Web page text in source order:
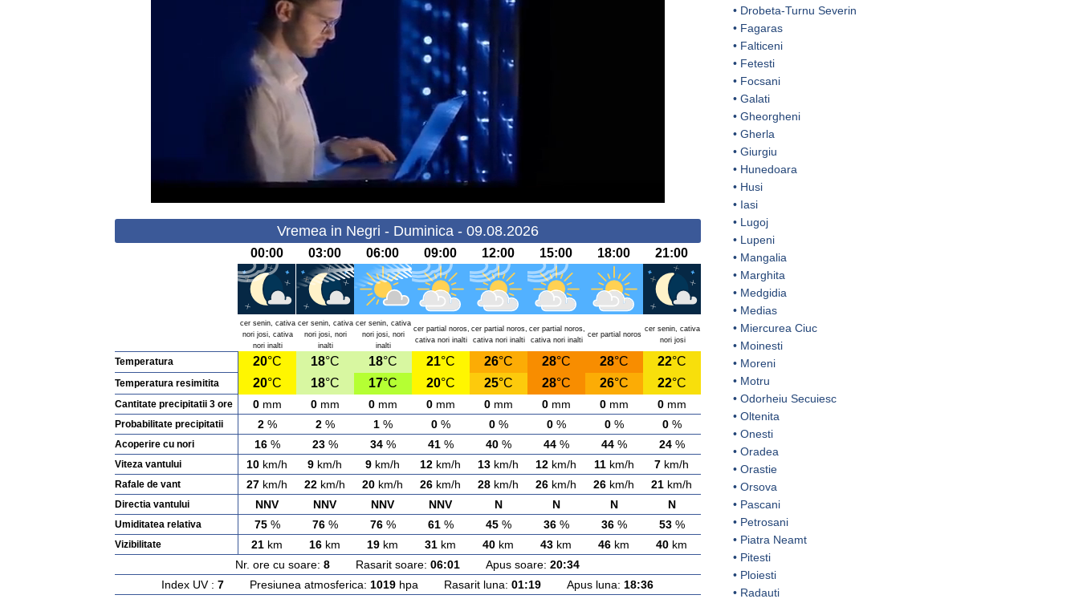
Vremea in Negri - Duminica - 09.08.2026
00:00 03:00 06:00 09:00 12:00 15:00 18:00 21:00
cer senin, cativa
nori josi, cativa
nori inalti
cer senin, cativa
nori josi, nori
inalti
cer senin, cativa
nori josi, nori
inalti
cer partial noros,
cativa nori inalti
cer partial noros,
cativa nori inalti
cer partial noros,
cativa nori inalti
cer partial noros
cer senin, cativa
nori josi
Temperatura 20°C 18°C 18°C 21°C 26°C 28°C 28°C 22°C
Temperatura resimitita 20°C 18°C 17°C 20°C 25°C 28°C 26°C 22°C
Cantitate precipitatii 3 ore 0mm 0mm 0mm 0mm 0mm 0mm 0mm 0mm
Probabilitate precipitatii 2% 2% 1% 0% 0% 0% 0% 0%
Acoperire cu nori 16% 23% 34% 41% 40% 44% 44% 24%
Viteza vantului 10 km/h 9 km/h 9 km/h 12 km/h 13 km/h 12 km/h 11km/h 7 km/h
Rafale de vant 27 km/h 22 km/h 20 km/h 26 km/h 28 km/h 26 km/h 26 km/h 21 km/h
Directia vantului NNV NNV NNV NNV N N N N
Umiditatea relativa 75% 76% 76% 61% 45% 36% 36% 53%
Vizibilitate 21 km 16 km 19 km 31 km 40 km 43 km 46 km 40 km
Nr. ore cu soare: 8 Rasarit soare: 06:01 Apus soare: 20:34
Index UV : 7 Presiunea atmosferica: 1019 hpa Rasarit luna: 01:19 Apus luna: 18:36
• Drobeta-Turnu Severin
• Fagaras
• Falticeni
• Fetesti
• Focsani
• Galati
• Gheorgheni
• Gherla
• Giurgiu
• Hunedoara
• Husi
• Iasi
• Lugoj
• Lupeni
• Mangalia
• Marghita
• Medgidia
• Medias
• Miercurea Ciuc
• Moinesti
• Moreni
• Motru
• Odorheiu Secuiesc
• Oltenita
• Onesti
• Oradea
• Orastie
• Orsova
• Pascani
• Petrosani
• Piatra Neamt
• Pitesti
• Ploiesti
• Radauti